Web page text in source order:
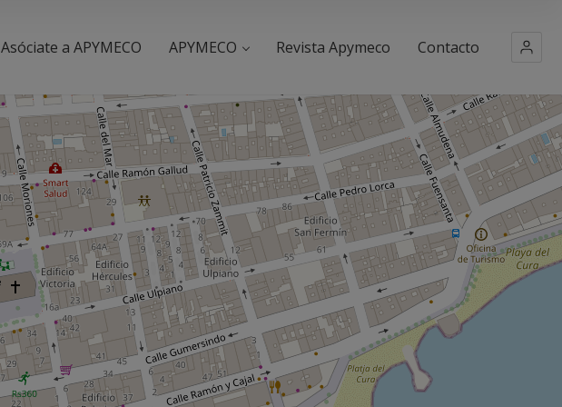
Asóciate a APYMECO APYMECO Revista Apymeco Contacto